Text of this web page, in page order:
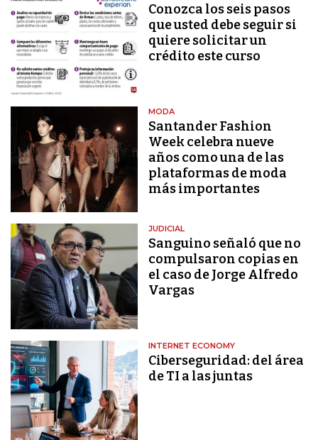
Conozca los seis pasos
que usted debe seguir si
quiere solicitar un
crédito este curso
MODA
Santander Fashion
Week celebra nueve
años como una de las
plataformas de moda
más importantes
JUDICIAL
Sanguino señaló que no
compulsaron copias en
el caso de Jorge Alfredo
Vargas
INTERNET ECONOMY
Ciberseguridad: del área
de TI a las juntas